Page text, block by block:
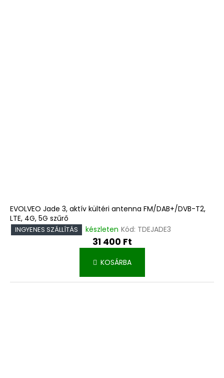
EVOLVEO Jade 3, aktív kültéri antenna FM/DAB+/DVB-T2,
LTE, 4G, 5G szűrő
INGYENES SZÁLLÍTÁS készleten Kód: TDEJADE3
31 400 Ft
KOSÁRBA